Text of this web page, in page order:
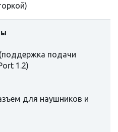
(поддержка подачи
1.2)
для наушников и